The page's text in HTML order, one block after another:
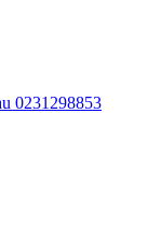
0231298853